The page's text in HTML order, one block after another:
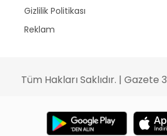
Gizlilik Politikası
Reklam
Tüm Hakları Saklıdır. | Gazete 3